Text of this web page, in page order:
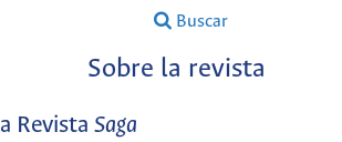
Buscar
Sobre la revista
Revista Saga